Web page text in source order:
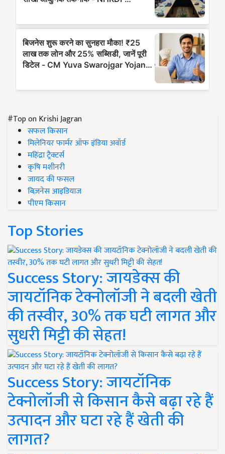
#Top on Krishi Jagran
सफल किसान
मिलेनियर फार्मर ऑफ इंडिया अवॉर्ड
महिंद्रा ट्रैक्टर्स
कृषि मशीनरी
जायद की फसल
बिज़नेस आइडियाज
पीएम किसान
Top Stories
Success Story: जायडेक्स की
जायटॉनिक टेक्नोलॉजी ने बदली खेती
की तस्वीर, 30% तक घटी लागत और
सुधरी मिट्टी की सेहत!
Success Story: जायटॉनिक
टेक्नोलॉजी से किसान कैसे बढ़ा रहे हैं
उत्पादन और घटा रहे हैं खेती की
लागत?